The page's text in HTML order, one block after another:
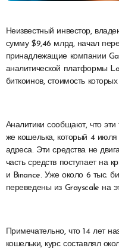
Неизвестный инвестор, владеющий более 80 тыс. биткоинов на
сумму $9,46 млрд, начал
принадлежащие компании
аналитической платформы
биткоинов, стоимость
Аналитики сообщают, что эти
же кошелька, который 4
адреса. Эти средства не
часть средств поступает на
и Binance. Уже около 6 тыс.
переведены из Grayscale на
Примечательно, что 14 лет
кошельки, курс составлял